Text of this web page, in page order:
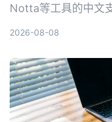
Notta等工具的中文
2026-08-08